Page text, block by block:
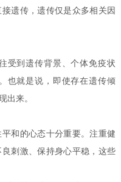
遗传，遗传仅是众多相关因
到遗传背景、个体免疫状
也就是说，即使存在遗传倾
出来。
和的心态十分重要。注重健
刺激、保持身心平稳，这些